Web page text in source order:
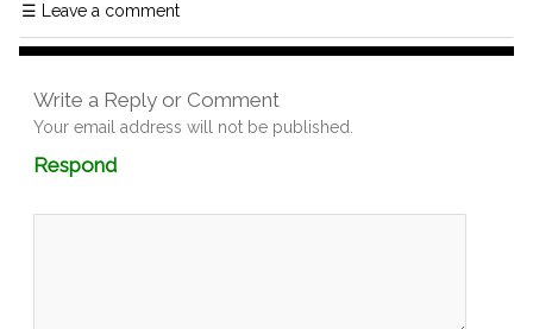
☰ Leave a comment
Write a Reply or Comment
Your email address will not be published.
RespondComment
box